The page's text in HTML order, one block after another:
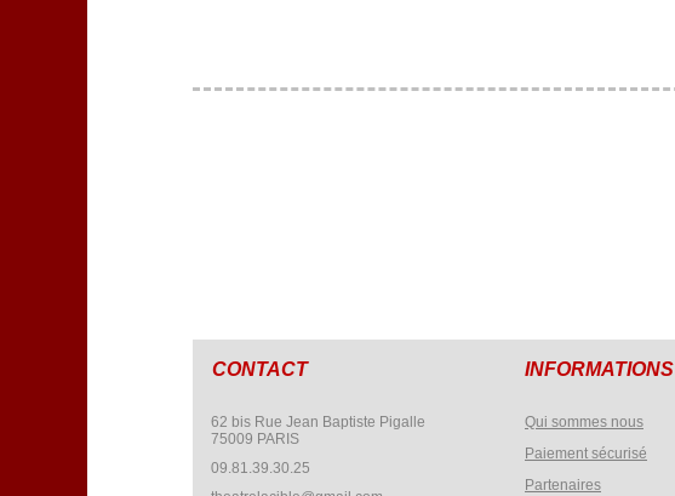
CONTACT INFORMATIONS
62 bis Rue Jean Baptiste Pigalle
75009 PARIS
09.81.39.30.25
Qui sommes nous
Paiement sécurisé
Partenaires